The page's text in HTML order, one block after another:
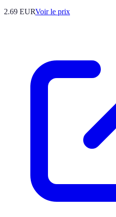
2.69 EURVoir le prix